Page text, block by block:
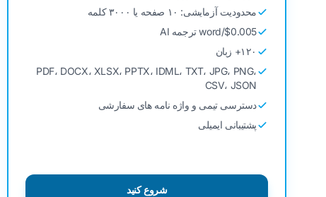
محدودیت آزمایشی: ۱۰ صفحه یا ۳۰۰۰ کلمه
$0.005/word ترجمه AI
۱۲۰+ زبان
PDF، DOCX، XLSX، PPTX، IDML، TXT، JPG، PNG،
CSV، JSON
دسترسی تیمی و واژه نامه های سفارشی
پشتیبانی ایمیلی
شروع کنید